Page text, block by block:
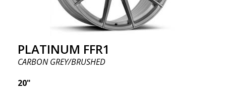
PLATINUM FFR1
CARBON GREY/BRUSHED
20"